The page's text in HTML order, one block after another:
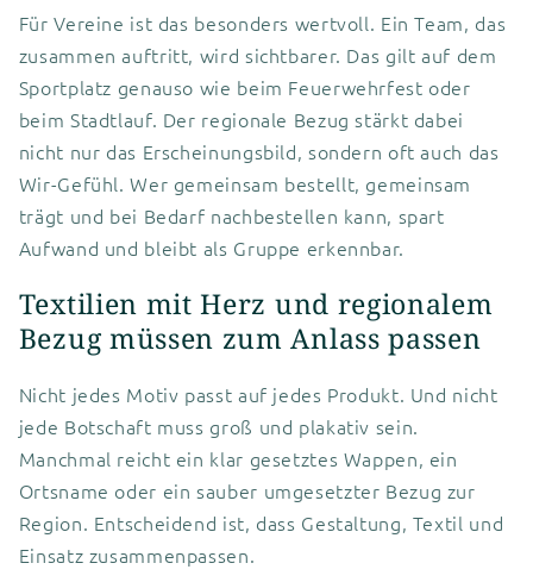
Für Vereine ist das besonders wertvoll. Ein Team, das
zusammen auftritt, wird sichtbarer. Das gilt auf dem
Sportplatz genauso wie beim Feuerwehrfest oder
beim Stadtlauf. Der regionale Bezug stärkt dabei
nicht nur das Erscheinungsbild, sondern oft auch das
Wir-Gefühl. Wer gemeinsam bestellt, gemeinsam
trägt und bei Bedarf nachbestellen kann, spart
Aufwand und bleibt als Gruppe erkennbar.
Textilien mit Herz und regionalem
Bezug müssen zum Anlass passen
Nicht jedes Motiv passt auf jedes Produkt. Und nicht
jede Botschaft muss groß und plakativ sein.
Manchmal reicht ein klar gesetztes Wappen, ein
Ortsname oder ein sauber umgesetzter Bezug zur
Region. Entscheidend ist, dass Gestaltung, Textil und
Einsatz zusammenpassen.